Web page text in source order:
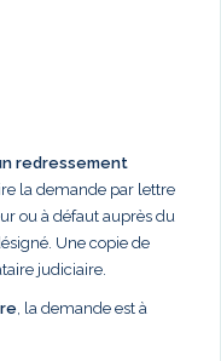
redressement
la demande par lettre
ou à défaut auprès du
Une copie de
judiciaire.
, la demande est à